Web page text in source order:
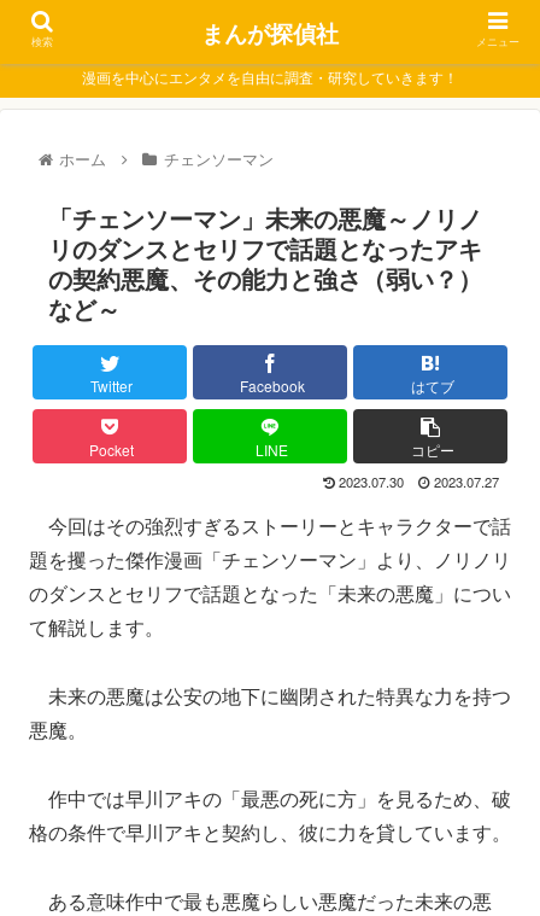
漫画を中心にエンタメを自由に調査・研究していきます！
ホーム チェンソーマン
「チェンソーマン」未来の悪魔～ノリノ
リのダンスとセリフで話題となったアキ
の契約悪魔、その能力と強さ（弱い？）
など～
Twitter Facebook はてブ
Pocket LINE コピー
2023.07.30 2023.07.27
今回はその強烈すぎるストーリーとキャラクターで話
題を攫った傑作漫画「チェンソーマン」より、ノリノリ
のダンスとセリフで話題となった「未来の悪魔」につい
て解説します。
未来の悪魔は公安の地下に幽閉された特異な力を持つ
悪魔。
作中では早川アキの「最悪の死に方」を見るため、破
格の条件で早川アキと契約し、彼に力を貸しています。
ある意味作中で最も悪魔らしい悪魔だった未来の悪
検索 まんが探偵社 メニュー